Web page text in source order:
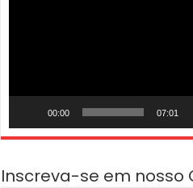
00:00 07:01
Inscreva-se em nosso